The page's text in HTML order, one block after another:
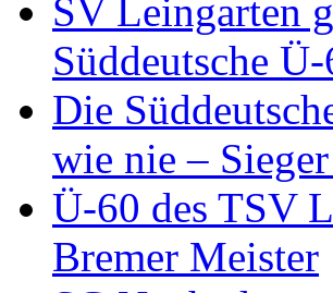
SV Leingarten
Süddeutsche
Die
wie nie –
Ü-60 des TSV
Bremer Meister